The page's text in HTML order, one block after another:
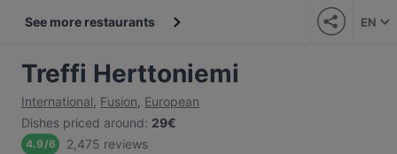
See more restaurants EN
Treffi Herttoniemi
International, Fusion, European
Dishes priced around: 29€
4.9/6 2,475 reviews